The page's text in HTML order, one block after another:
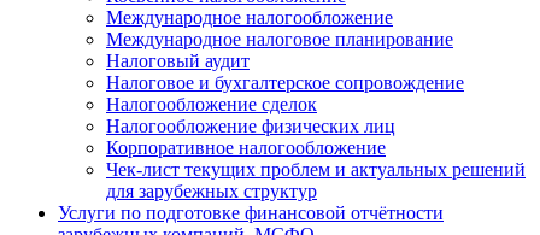
Международное налогообложение
Международное налоговое планирование
Налоговый аудит
Налоговое и бухгалтерское сопровождение
Налогообложение сделок
Налогообложение физических лиц
Корпоративное налогообложение
Чек-лист текущих проблем и актуальных решений
для зарубежных структур
Услуги по подготовке финансовой отчётности